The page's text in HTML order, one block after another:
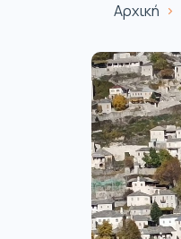
Αρχική